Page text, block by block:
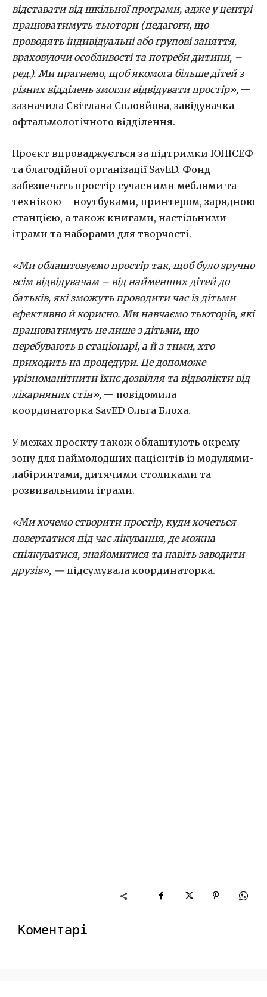
відставати від шкільної програми, адже у центрі
працюватимуть тьютори(педагоги, що
проводять індивідуальні або групові заняття,
враховуючи особливості та потреби дитини, –
ред.). Ми прагнемо, щоб якомога більше дітей з
різних відділень змогли відвідувати простір», —
зазначила Світлана Соловйова, завідувачка
офтальмологічного відділення.
Проєкт впроваджується за підтримки ЮНІСЕФ
та благодійної організації SavED. Фонд
забезпечать простір сучасними меблями та
технікою – ноутбуками, принтером, зарядною
станцією, а також книгами, настільними
іграми та наборами для творчості.
«Ми облаштовуємо простір так, щоб було зручно
всім відвідувачам – від найменших дітей до
батьків, які зможуть проводити час із дітьми
ефективно й корисно. Ми навчаємо тьюторів, які
працюватимуть не лише з дітьми, що
перебувають в стаціонарі, а й з тими, хто
приходить на процедури. Це допоможе
урізноманітнити їхнє дозвілля та відволікти від
лікарняних стін», — повідомила
координаторка SavED Ольга Блоха.
У межах проєкту також облаштують окрему
зону для наймолодших пацієнтів із модулями-
лабіринтами, дитячими столиками та
розвивальними іграми.
«Ми хочемо створити простір, куди хочеться
повертатися під час лікування, де можна
спілкуватися, знайомитися та навіть заводити
друзів», — підсумувала координаторка.
Коментарі